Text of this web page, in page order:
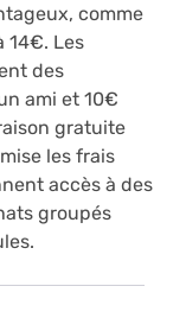
comme
14€. Les
des
ami et 10€
gratuite
les frais
accès à des
groupés